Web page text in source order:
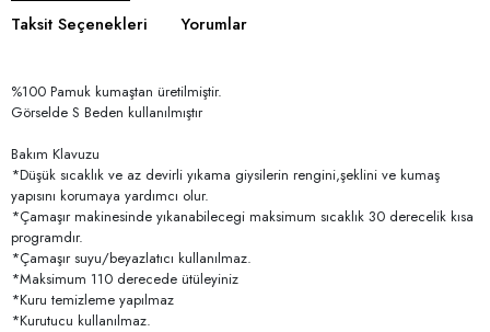
Taksit Seçenekleri
Yorumlar
%100 Pamuk kumaştan üretilmiştir.
Görselde S Beden kullanılmıştır
Bakım Klavuzu
*Düşük sıcaklık ve az devirli yıkama giysilerin rengini,şeklini ve kumaş
yapısını korumaya yardımcı olur.
*Çamaşır makinesinde yıkanabilecegi maksimum sıcaklık 30 derecelik kısa
programdır.
*Çamaşır suyu/beyazlatıcı kullanılmaz.
*Maksimum 110 derecede ütüleyiniz
*Kuru temizleme yapılmaz
*Kurutucu kullanılmaz.